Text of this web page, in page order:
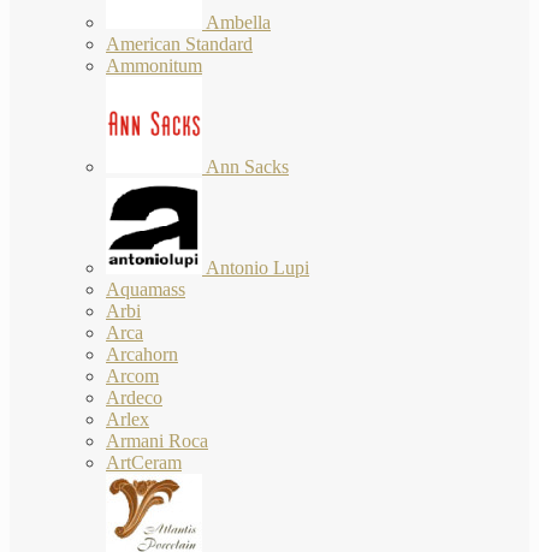
Ambella
American Standard
Ammonitum
Ann Sacks
Antonio Lupi
Aquamass
Arbi
Arca
Arcahorn
Arcom
Ardeco
Arlex
Armani Roca
ArtCeram